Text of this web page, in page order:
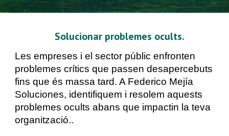
Solucionar problemes ocults.
Les empreses i el sector públic enfronten
problemes crítics que passen desapercebuts
fins que és massa tard. A Federico Mejía
Soluciones, identifiquem i resolem aquests
problemes ocults abans que impactin la teva
organització..